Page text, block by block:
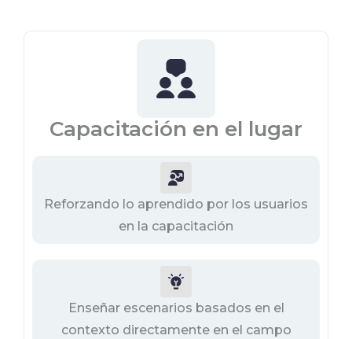
Capacitación en el lugar
Reforzando lo aprendido por los usuarios
en la capacitación
Enseñar escenarios basados en el
contexto directamente en el campo